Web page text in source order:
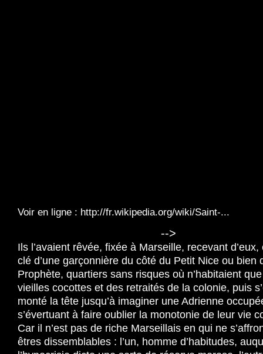
Voir en ligne : http://fr.wikipedia.org/wiki/Saint-...
-->
Ils l’avaient rêvée, fixée à Marseille, recevant
clé d’une garçonnière du côté du Petit Nice ou bien
Prophète, quartiers sans risques où n’habitaient
vieilles cocottes et des retraités de la colonie, puis
monté la tête jusqu’à imaginer une Adrienne
s’évertuant à faire oublier la monotonie de leur vie
Car il n’est pas de riche Marseillais en qui ne
êtres dissemblables : l’un, homme d’habitudes,